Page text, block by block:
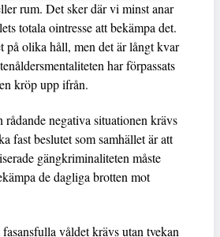
rum. Det sker där vi minst anar
totala ointresse att bekämpa det.
på olika håll, men det är långt kvar
har förpassats
kröp upp ifrån.
rådande negativa situationen krävs
fast beslutet som samhället är att
gängkriminaliteten måste
de dagliga brotten mot
våldet krävs utan tvekan